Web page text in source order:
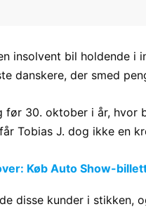
insolvent bil holdende
danskere, der smed
før 30. oktober i år, hvor
Tobias J. dog ikke en
Køb Auto Show-
disse kunder i stikken,